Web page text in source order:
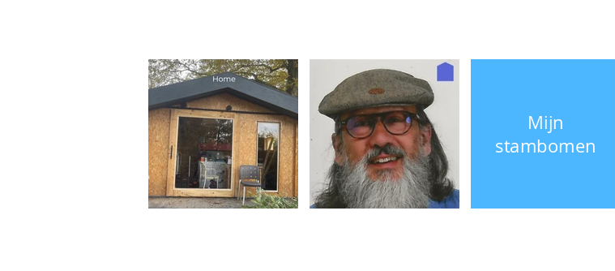
Mijn
stambomen